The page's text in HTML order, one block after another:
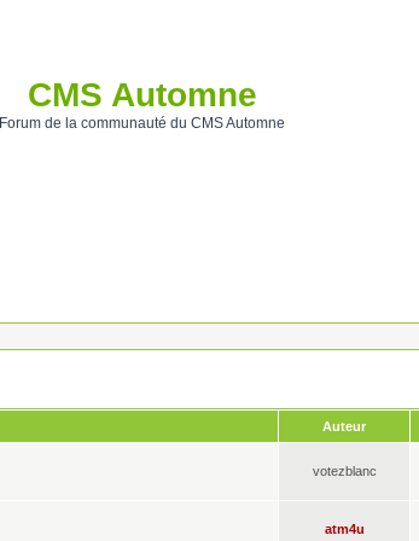
CMS Automne
Forum de la communauté du CMS Automne
Auteur
votezblanc
atm4u